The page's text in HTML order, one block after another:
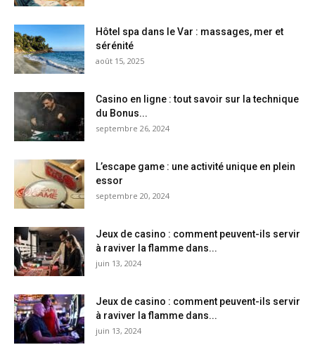
Hôtel spa dans le Var : massages, mer et
sérénité
août 15, 2025
Casino en ligne : tout savoir sur la technique
du Bonus...
septembre 26, 2024
L’escape game : une activité unique en plein
essor
septembre 20, 2024
Jeux de casino : comment peuvent-ils servir
à raviver la flamme dans...
juin 13, 2024
Jeux de casino : comment peuvent-ils servir
à raviver la flamme dans...
juin 13, 2024